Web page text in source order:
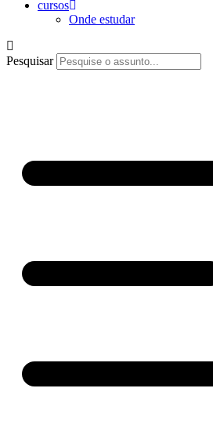
cursos
Onde estudar
Pesquisar